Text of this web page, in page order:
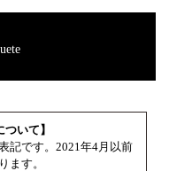
いて】
記です。2021年4月以前
ます。